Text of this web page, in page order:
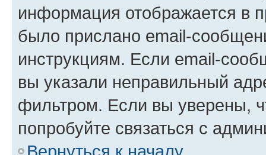
информация отображается в
было прислано email-
инструкциям. Если email-
вы указали неправильный
фильтром. Если вы уверены,
попробуйте связаться с
Вернуться к началу